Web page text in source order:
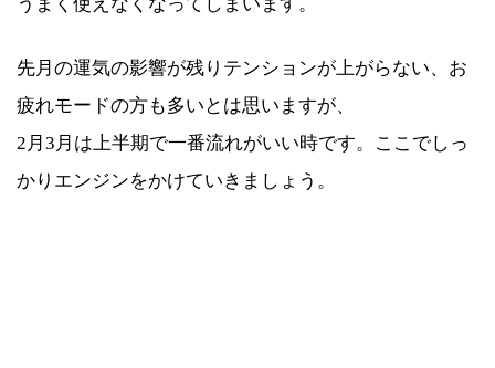
先月の運気の影響が残りテンションが上がらない、お
疲れモードの方も多いとは思いますが、
2月3月は上半期で一番流れがいい時です。ここでしっ
かりエンジンをかけていきましょう。